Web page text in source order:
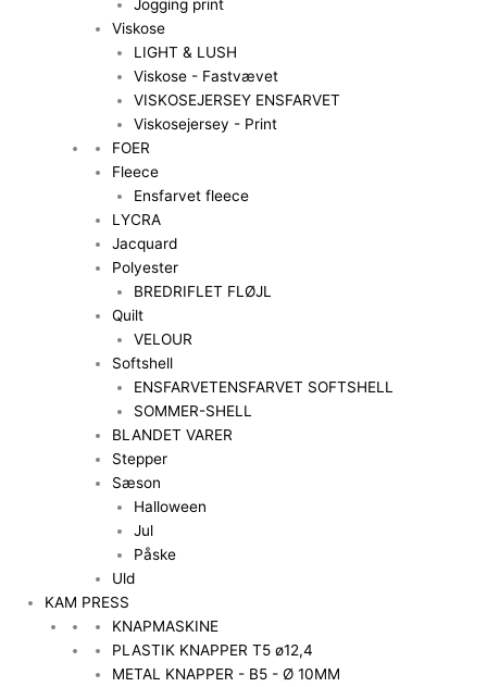
Jogging print
Viskose
LIGHT & LUSH
Viskose - Fastvævet
VISKOSEJERSEY ENSFARVET
Viskosejersey - Print
FOER
Fleece
Ensfarvet fleece
LYCRA
Jacquard
Polyester
BREDRIFLET FLØJL
Quilt
VELOUR
Softshell
ENSFARVETENSFARVET SOFTSHELL
SOMMER-SHELL
BLANDET VARER
Stepper
Sæson
Halloween
Jul
Påske
Uld
KAM PRESS
KNAPMASKINE
PLASTIK KNAPPER T5 ø12,4
METAL KNAPPER - B5 - Ø 10MM